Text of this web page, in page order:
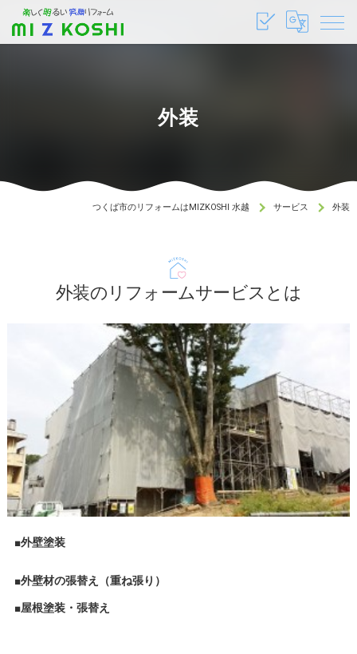
外装
つくば市のリフォームはMIZKOSHI 水越 サービス 外装
外装のリフォームサービスとは
■外壁塗装
■外壁材の張替え（重ね張り）
■屋根塗装・張替え